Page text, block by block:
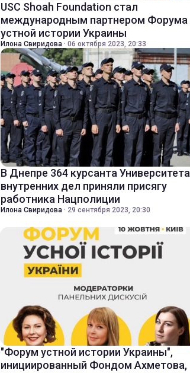
USC Shoah Foundation стал
международным партнером Форума
устной истории Украины
Илона Свиридова · 06 октября 2023, 20:33
В Днепре 364 курсанта Университета
внутренних дел приняли присягу
работника Нацполиции
Илона Свиридова · 29 сентября 2023, 20:30
"Форум устной истории Украины",
инициированный Фондом Ахметова,